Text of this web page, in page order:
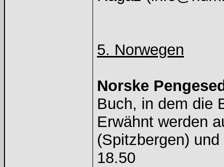
5. Norwegen
Norske
Buch, in dem die
Erwähnt werden
(Spitzbergen)
18.50